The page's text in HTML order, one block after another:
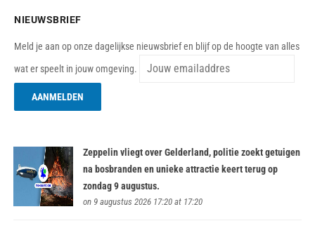
NIEUWSBRIEF
Meld je aan op onze dagelijkse nieuwsbrief en blijf op de hoogte van alles
wat er speelt in jouw omgeving.
Zeppelin vliegt over Gelderland, politie zoekt getuigen
na bosbranden en unieke attractie keert terug op
zondag 9 augustus.
on 9 augustus 2026 17:20 at 17:20